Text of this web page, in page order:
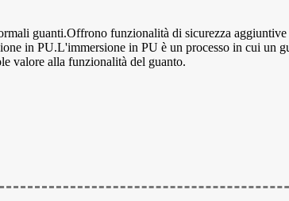
guanti.Offrono funzionalità di sicurezza
in PU.L'immersione in PU è un processo in cui un
valore alla funzionalità del guanto.